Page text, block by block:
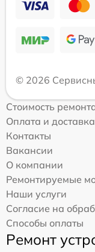
© 2026
Стоимость
Оплата и доставка
Контакты
Вакансии
О компании
Ремонтируемые
Наши услуги
Согласие на
Способы оплаты
Ремонт